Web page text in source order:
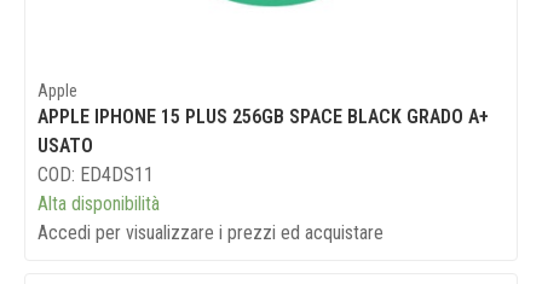
Apple
APPLE IPHONE 15 PLUS 256GB SPACE BLACK GRADO A+
USATO
COD: ED4DS11
Alta disponibilità
Accedi per visualizzare i prezzi ed acquistare